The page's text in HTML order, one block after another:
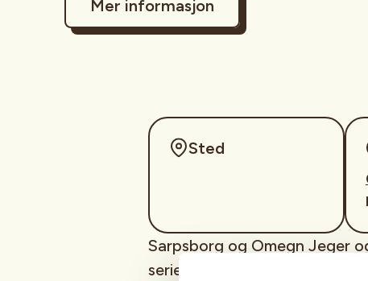
Mer informasjon
Sted
Sarpsborg og Omegn Jeger
serien "Hvordan overleve i